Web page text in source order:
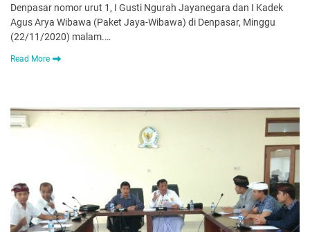
Denpasar nomor urut 1, I Gusti Ngurah Jayanegara dan I Kadek
Agus Arya Wibawa (Paket Jaya-Wibawa) di Denpasar, Minggu
(22/11/2020) malam.…
Read More